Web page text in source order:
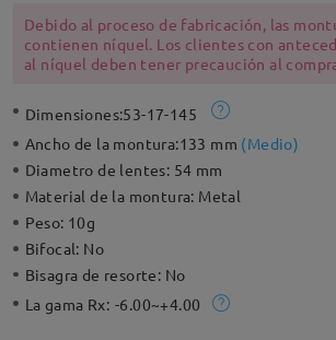
Debido al proceso de fabricación, las
contienen níquel. Los clientes con
al níquel deben tener precaución al
Dimensiones:53-17-145
Ancho de la montura:133 mm (Medio)
Diametro de lentes: 54 mm
Material de la montura: Metal
Peso: 10g
Bifocal: No
Bisagra de resorte: No
La gama Rx: -6.00~+4.00